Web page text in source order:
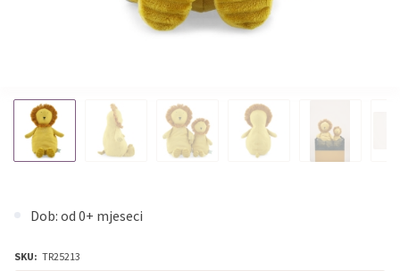
Dob: od 0+ mjeseci
SKU: TR25213